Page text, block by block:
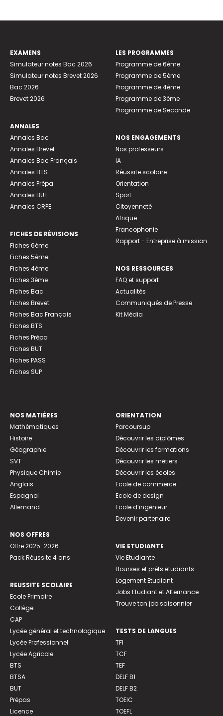
EXAMENS
Simulateur notes Bac 2026
Simulateur notes Brevet 2026
Bac 2026
Brevet 2026
ANNALES
Annales Bac
Annales Brevet
Annales Bac Français
Annales BTS
Annales Prépa
Annales BUT
Annales CRPE
FICHES DE RÉVISIONS
Fiches 6ème
Fiches 5ème
Fiches 4ème
Fiches 3ème
Fiches Bac
Fiches Brevet
Fiches Bac Français
Fiches BTS
Fiches Prépa
Fiches BUT
Fiches PASS
Fiches SUP
LES PROGRAMMES
Programme de 6ème
Programme de 5ème
Programme de 4ème
Programme de 3ème
Programme de Seconde
NOS ENGAGEMENTS
Nos professeurs
IA
Réussite scolaire
Orientation
Sport
Citoyenneté
Afrique
Francophonie
Rapport - Entreprise à mission
NOS RESSOURCES
FAQ et support
Actualités
Communiqués de Presse
Kit Média
NOS MATIÈRES
Mathématiques
Histoire
Géographie
SVT
Physique Chimie
Anglais
Espagnol
Allemand
NOS OFFRES
Offre 2025-2026
Pack Réussite 4 ans
REUSSITE SCOLAIRE
Ecole Primaire
Collège
CAP
Lycée général et technologique
Lycée Professionnel
Lycée Agricole
BTS
BTSA
BUT
Prépas
Licence
ORIENTATION
Parcoursup
Découvrir les diplômes
Découvrir les formations
Découvrir les métiers
Découvrir les écoles
Ecole de commerce
Ecole de design
Ecole d’ingénieur
Devenir partenaire
VIE ETUDIANTE
Vie Etudiante
Bourses et prêts étudiants
Logement Etudiant
Jobs Etudiant et Alternance
Trouve ton job saisonnier
TESTS DE LANGUES
TFI
TCF
TEF
DELF B1
DELF B2
TOEIC
TOEFL